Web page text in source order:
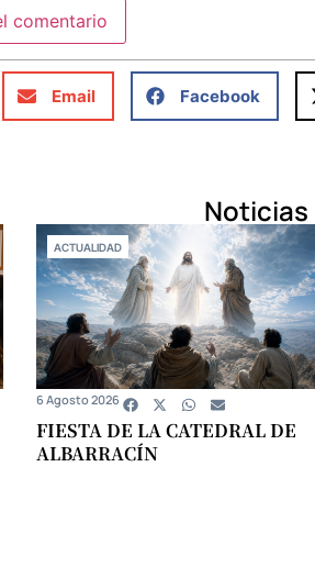
Email Facebook
ACTUALIDAD
FIESTA DE LA CATEDRAL DE
ALBARRACÍN
6 Agosto 2026